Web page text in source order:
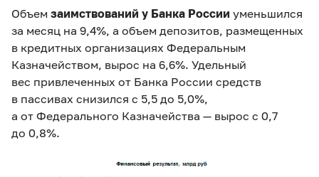
Объем заимствований у Банка России уменьшился
за месяц на 9,4%, а объем депозитов, размещенных
в кредитных организациях Федеральным
Казначейством, вырос на 6,6%. Удельный
вес привлеченных от Банка России средств
в пассивах снизился с 5,5 до 5,0%,
а от Федерального Казначейства — вырос с 0,7
до 0,8%.